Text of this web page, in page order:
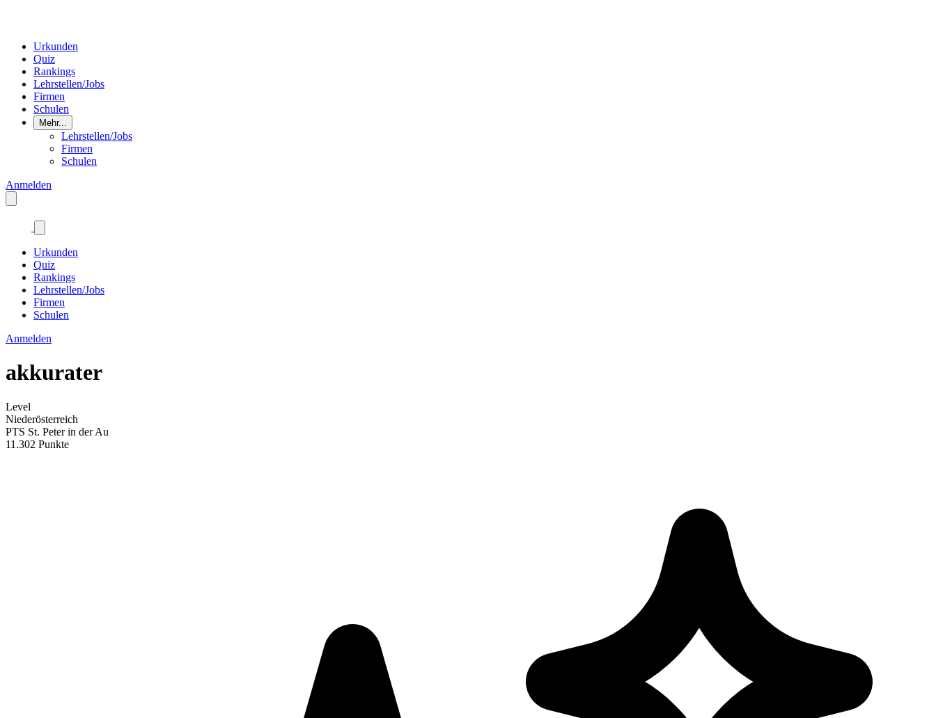
Urkunden
Quiz
Rankings
Lehrstellen/Jobs
Firmen
Schulen
Mehr...
Lehrstellen/Jobs
Firmen
Schulen
Anmelden
Urkunden
Quiz
Rankings
Lehrstellen/Jobs
Firmen
Schulen
Anmelden
akkurater
Level
Niederösterreich
PTS St. Peter in der Au
11.302 Punkte